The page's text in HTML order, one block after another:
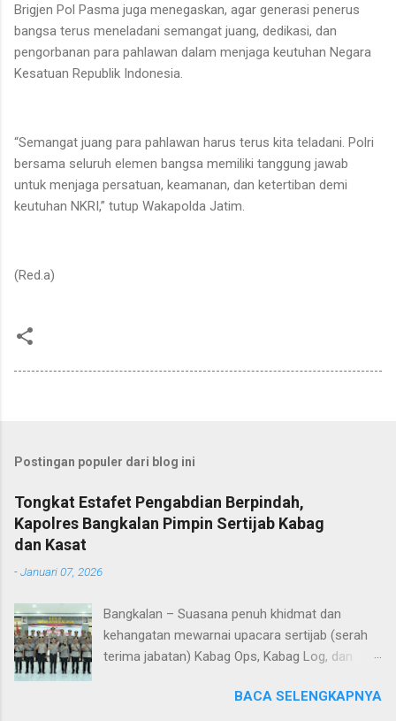
Brigjen Pol Pasma juga menegaskan, agar generasi penerus
bangsa terus meneladani semangat juang, dedikasi, dan
pengorbanan para pahlawan dalam menjaga keutuhan Negara
Kesatuan Republik Indonesia.
“Semangat juang para pahlawan harus terus kita teladani. Polri
bersama seluruh elemen bangsa memiliki tanggung jawab
untuk menjaga persatuan, keamanan, dan ketertiban demi
keutuhan NKRI,” tutup Wakapolda Jatim.
(Red.a)
Postingan populer dari blog ini
Tongkat Estafet Pengabdian Berpindah,
Kapolres Bangkalan Pimpin Sertijab Kabag
dan Kasat
-Januari 07, 2026
Bangkalan – Suasana penuh khidmat dan
kehangatan mewarnai upacara sertijab (serah
terima jabatan) Kabag Ops, Kabag Log, dan
Aula Sarja Arya Racana Polres Bangkalan, Rabu
BACA SELENGKAPNYA